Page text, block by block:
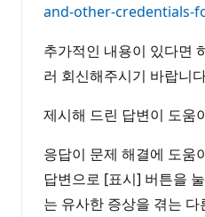
and-other-credentials-
추가적인 내용이 있다면
러 회신해주시기 바랍니
제시해 드린 답변이 도움
응답이 문제 해결에 도움
답변으로 [표시] 버튼을
는 유사한 증상을 겪는